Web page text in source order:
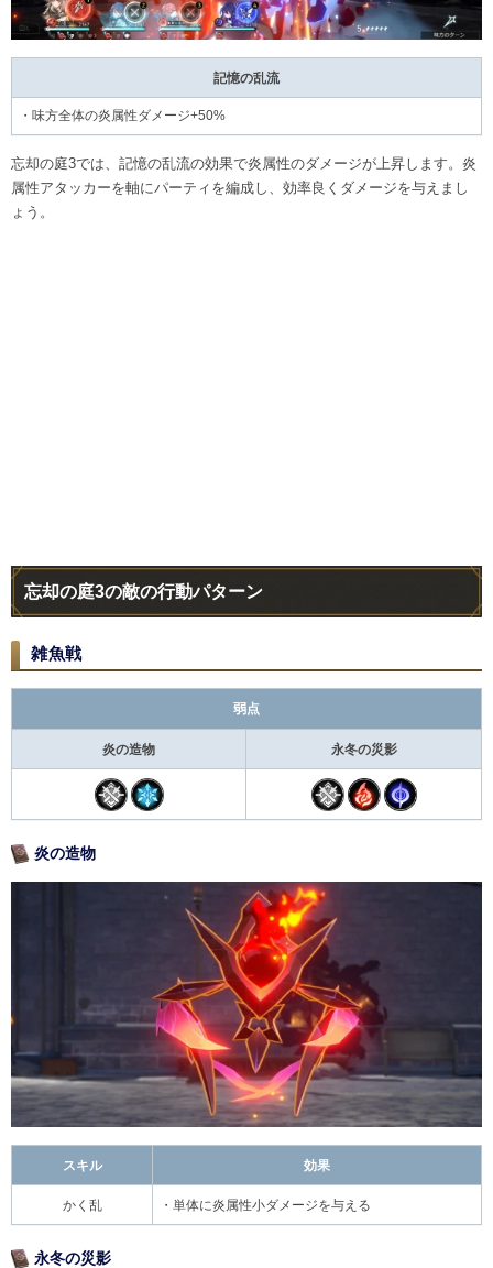
記憶の乱流
・味方全体の炎属性ダメージ+50%
忘却の庭3では、記憶の乱流の効果で炎属性のダメージが上昇します。炎
属性アタッカーを軸にパーティを編成し、効率良くダメージを与えまし
ょう。
忘却の庭3の敵の行動パターン
雑魚戦
弱点
炎の造物 永冬の災影
炎の造物
スキル 効果
かく乱 ・単体に炎属性小ダメージを与える
永冬の災影